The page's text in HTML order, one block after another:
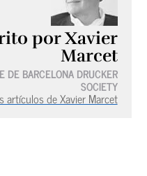
por Xavier
Marcet
DE BARCELONA DRUCKER
SOCIETY
artículos de Xavier Marcet